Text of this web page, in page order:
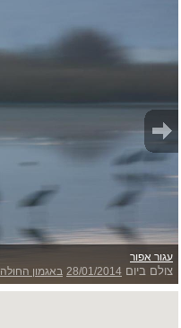
עגור אפור
צולם ביום 28/01/2014 באגמון החולה